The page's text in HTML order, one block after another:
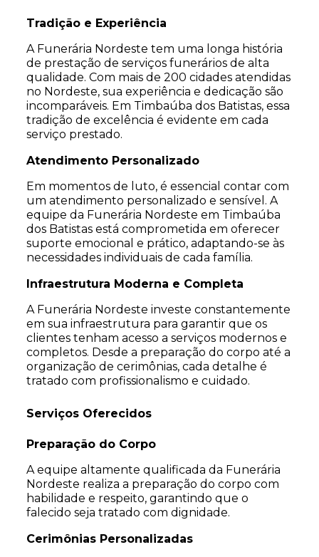
Tradição e Experiência
A Funerária Nordeste tem uma longa história
de prestação de serviços funerários de alta
qualidade. Com mais de 200 cidades atendidas
no Nordeste, sua experiência e dedicação são
incomparáveis. Em Timbaúba dos Batistas, essa
tradição de excelência é evidente em cada
serviço prestado.
Atendimento Personalizado
Em momentos de luto, é essencial contar com
um atendimento personalizado e sensível. A
equipe da Funerária Nordeste em Timbaúba
dos Batistas está comprometida em oferecer
suporte emocional e prático, adaptando-se às
necessidades individuais de cada família.
Infraestrutura Moderna e Completa
A Funerária Nordeste investe constantemente
em sua infraestrutura para garantir que os
clientes tenham acesso a serviços modernos e
completos. Desde a preparação do corpo até a
organização de cerimônias, cada detalhe é
tratado com profissionalismo e cuidado.
Serviços Oferecidos
Preparação do Corpo
A equipe altamente qualificada da Funerária
Nordeste realiza a preparação do corpo com
habilidade e respeito, garantindo que o
falecido seja tratado com dignidade.
Cerimônias Personalizadas